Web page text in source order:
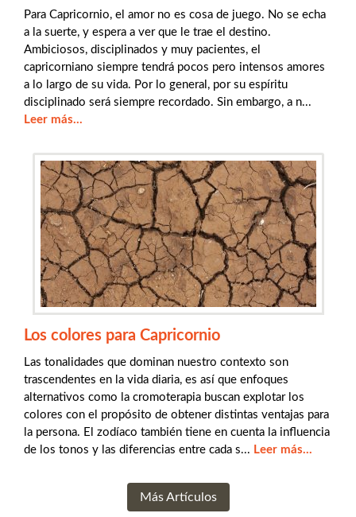
Para Capricornio, el amor no es cosa de juego. No se echa
a la suerte, y espera a ver que le trae el destino.
Ambiciosos, disciplinados y muy pacientes, el
capricorniano siempre tendrá pocos pero intensos amores
a lo largo de su vida. Por lo general, por su espíritu
disciplinado será siempre recordado. Sin embargo, a n...
Leer más...
Los colores para Capricornio
Las tonalidades que dominan nuestro contexto son
trascendentes en la vida diaria, es así que enfoques
alternativos como la cromoterapia buscan explotar los
colores con el propósito de obtener distintas ventajas para
la persona. El zodíaco también tiene en cuenta la influencia
de los tonos y las diferencias entre cada s... Leer más...
Más Artículos